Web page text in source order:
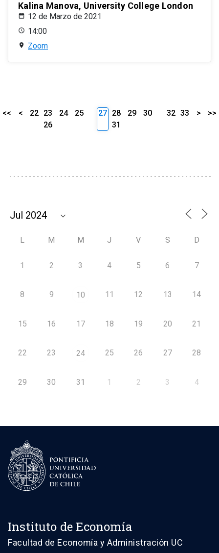
Kalina Manova, University College London
12 de Marzo de 2021
14:00
Zoom
<< < 22 23 24
25
26
27 28 29
30
31
32 33 > >>
L M M J V S D
1 2 3 4 5 6 7
8 9 10 11 12 13 14
15 16 17 18 19 20 21
22 23 24 25 26 27 28
29 30 31 1 2 3 4
Instituto de Economía
Facultad de Economía y Administración UC